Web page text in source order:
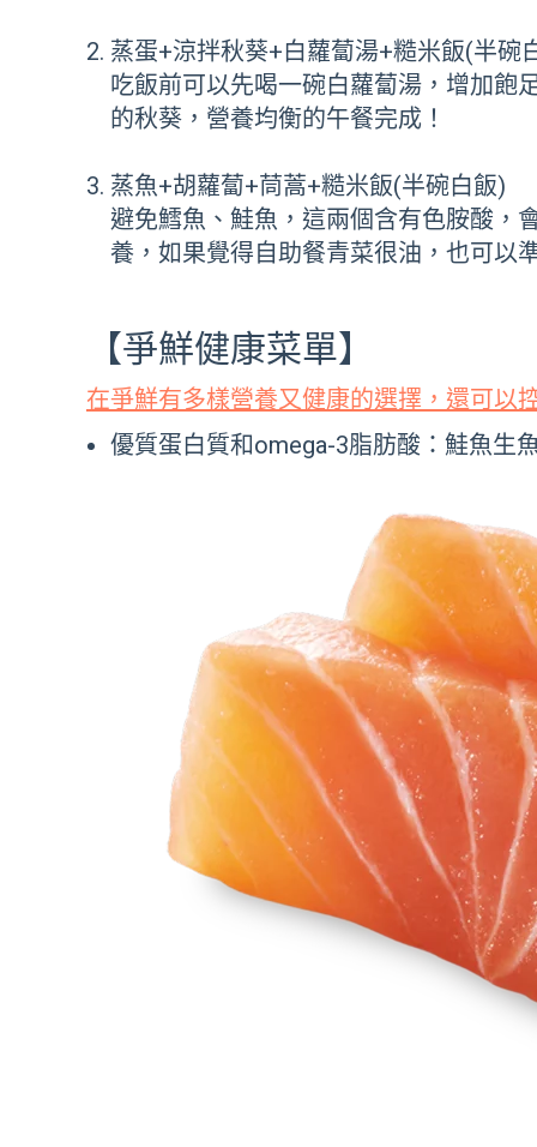
蒸蛋+涼拌秋葵+白蘿蔔湯+糙米飯(半碗
吃飯前可以先喝一碗白蘿蔔湯，增加飽
的秋葵，營養均衡的午餐完成！
蒸魚+胡蘿蔔+茼蒿+糙米飯(半碗白飯)
避免鱈魚、鮭魚，這兩個含有色胺酸，
養，如果覺得自助餐青菜很油，也可以
【爭鮮健康菜單】
在爭鮮有多樣營養又健康的選擇，還可以
優質蛋白質和omega-3脂肪酸：鮭魚生